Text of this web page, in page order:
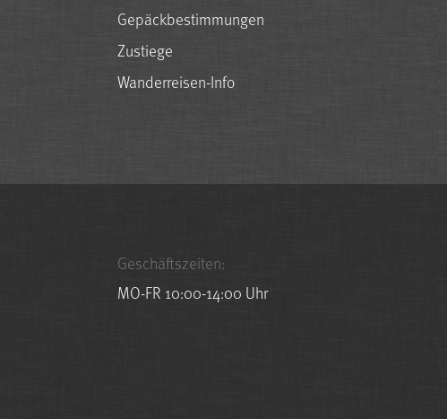
Gepäckbestimmungen
Zustiege
Wanderreisen-Info
Geschäftszeiten:
MO-FR 10:00-14:00 Uhr